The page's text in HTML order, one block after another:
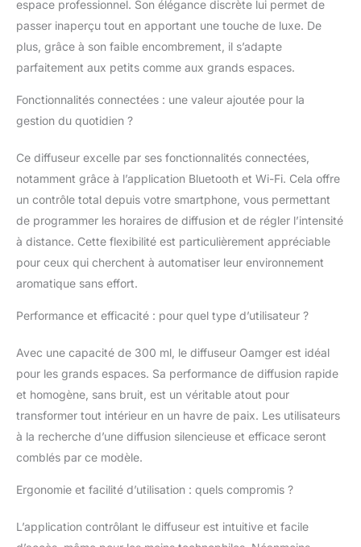
espace professionnel. Son élégance discrète lui permet de
passer inaperçu tout en apportant une touche de luxe. De
plus, grâce à son faible encombrement, il s’adapte
parfaitement aux petits comme aux grands espaces.
Fonctionnalités connectées : une valeur ajoutée pour la
gestion du quotidien ?
Ce diffuseur excelle par ses fonctionnalités connectées,
notamment grâce à l’application Bluetooth et Wi-Fi. Cela offre
un contrôle total depuis votre smartphone, vous permettant
de programmer les horaires de diffusion et de régler l’intensité
à distance. Cette flexibilité est particulièrement appréciable
pour ceux qui cherchent à automatiser leur environnement
aromatique sans effort.
Performance et efficacité : pour quel type d’utilisateur ?
Avec une capacité de 300 ml, le diffuseur Oamger est idéal
pour les grands espaces. Sa performance de diffusion rapide
et homogène, sans bruit, est un véritable atout pour
transformer tout intérieur en un havre de paix. Les utilisateurs
à la recherche d’une diffusion silencieuse et efficace seront
comblés par ce modèle.
Ergonomie et facilité d’utilisation : quels compromis ?
L’application contrôlant le diffuseur est intuitive et facile